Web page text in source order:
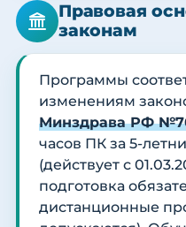
Правовая
законам
Программы
изменениям
Минздрава РФ
часов ПК за 5-
(действует с
подготовка
дистанционные